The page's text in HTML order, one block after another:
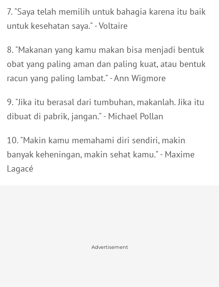
7. "Saya telah memilih untuk bahagia karena itu baik
untuk kesehatan saya." - Voltaire
8. "Makanan yang kamu makan bisa menjadi bentuk
obat yang paling aman dan paling kuat, atau bentuk
racun yang paling lambat." - Ann Wigmore
9. "Jika itu berasal dari tumbuhan, makanlah. Jika itu
dibuat di pabrik, jangan." - Michael Pollan
10. "Makin kamu memahami diri sendiri, makin
banyak keheningan, makin sehat kamu." - Maxime
Lagacé
Advertisement